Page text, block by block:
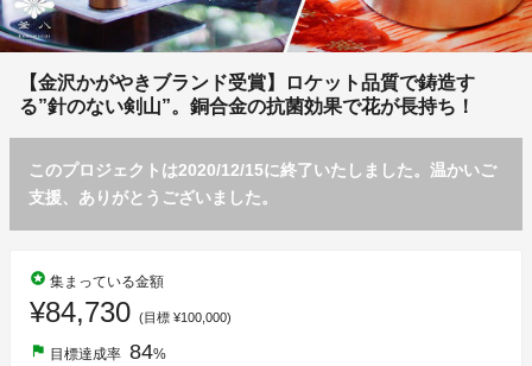
【金沢かがやきブランド受賞】ロケット品質で鋳造す
る”針のない剣山”。銅合金の抗菌効果で花が長持ち！
このプロジェクトは2020/12/15に終了いたしました。温かいご
支援、ありがとうございました。
stars 集まっている金額
¥84,730 (目標 ¥100,000)
flag 目標達成率 84%